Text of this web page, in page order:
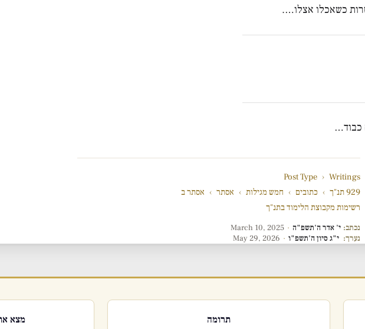
כשאכלו אצלו….
כבוד…
Post Type › Writings
929 תנ"ך
› כתובים › חמש מגילות › אסתר › אסתר ב
רשימות מקבוצת הלימוד בתנ"ך
נכתב: י' אדר ה'תשפ"ה ·
March 10, 2025
נערך: י"ג סיון ה'תשפ"ו ·
May 29, 2026
תרומה מצא